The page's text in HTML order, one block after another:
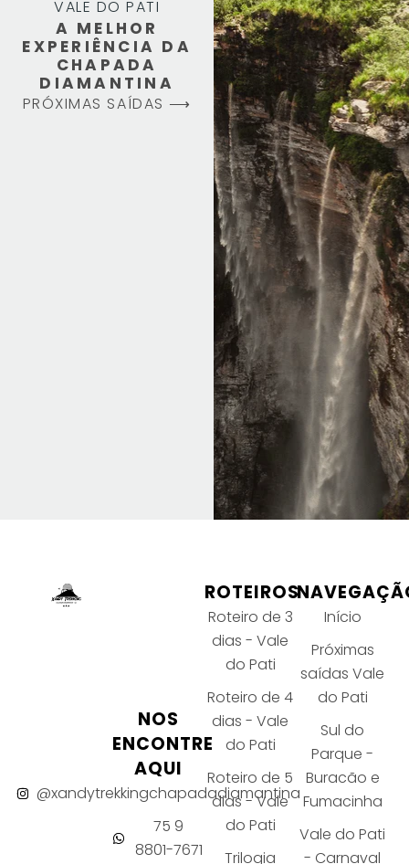
VALE DO PATI
A MELHOR
EXPERIÊNCIA DA
CHAPADA
DIAMANTINA
PRÓXIMAS SAÍDAS ⟶
NOS
ENCONTRE
AQUI
@xandytrekkingchapadadiamantina
75 9
8801-7671
ROTEIROS
Roteiro de 3
dias - Vale
do Pati
Roteiro de 4
dias - Vale
do Pati
Roteiro de 5
dias - Vale
do Pati
Trilogia
Início
Próximas
saídas Vale
do Pati
Sul do
Parque -
Buracão e
Fumacinha
Vale do Pati
- Carnaval